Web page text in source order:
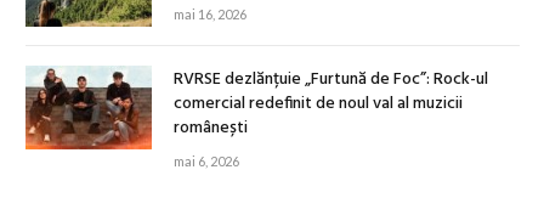
mai 16, 2026
RVRSE dezlănțuie „Furtună de Foc”: Rock-ul
comercial redefinit de noul val al muzicii
românești
mai 6, 2026